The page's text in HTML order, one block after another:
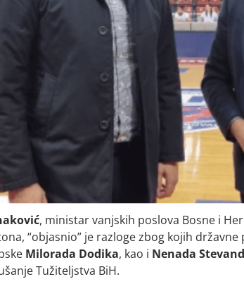
, ministar vanjskih poslova Bosne i
“objasnio” je razloge zbog kojih
Milorada Dodika, kao i Nenada
Tužiteljstva BiH.